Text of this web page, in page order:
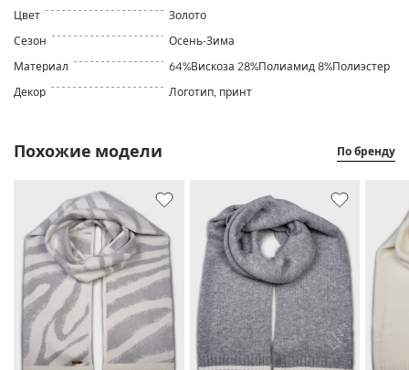
Цвет
Золото
Сезон
Осень-Зима
Материал
64%Вискоза 28%Полиамид 8%Полиэстер
Декор
Логотип, принт
Похожие модели По бренду